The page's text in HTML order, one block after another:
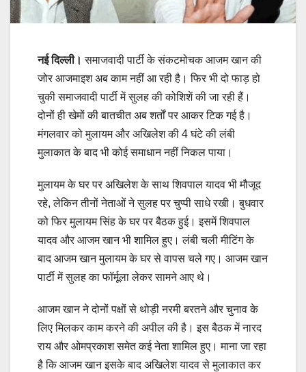
नई दिल्ली। समाजवादी पार्टी के संकटमोचक आजम खान की
जोर आजमाइश अब काम नहीं आ रही है। फिर भी दो फाड़ हो
चुकी समाजवादी पार्टी में सुलह की कोशिशें की जा रही हैं।
दोनों ही खेमों की बातचीत अब शर्तों पर आकर टिक गई है।
मंगलवार को मुलायम और अखिलेश की 4 घंटे की लंबी
मुलाकात के बाद भी कोई समाधान नहीं निकल पाया।
मुलायम के घर पर अखिलेश के साथ शिवपाल यादव भी मौजूद
रहे, लेकिन तीनों नेताओं ने सुलह पर चुप्पी साधे रखी। बुधवार
को फिर मुलायम सिंह के घर पर बैठक हुई। इसमें शिवपाल
यादव और आजम खान भी शामिल हुए। लंबी चली मीटिंग के
बाद आजम खान मुलायम के घर से वापस चले गए। आजम खान
पार्टी में सुलह का फॉर्मूला लेकर सामने आए थे।
आजम खान ने दोनों पक्षों से थोड़ी नरमी बरतने और चुनाव के
लिए मिलकर काम करने की अपील की है। इस बैठक में नारद
राय और ओमप्रकाश समेत कई नेता शामिल हुए। माना जा रहा
है कि आजम खान इसके बाद अखिलेश यादव से मुलाकात कर